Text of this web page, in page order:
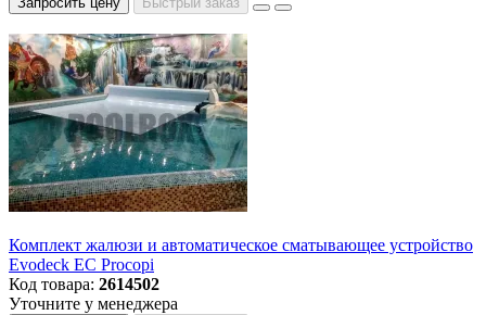
Комплект жалюзи и автоматическое сматывающее устройство
Evodeck EC Procopi
Код товара: 2614502
Уточните у менеджера